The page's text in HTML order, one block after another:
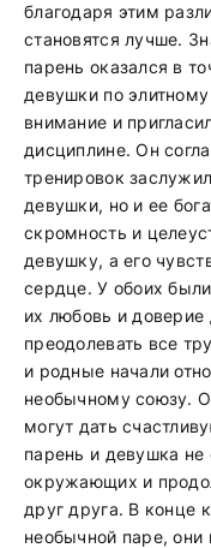
благодаря этим
становятся лучше.
парень оказался в
девушки по
внимание и
дисциплине. Он
тренировок
девушки, но и ее
скромность и
девушку, а его
сердце. У обоих
их любовь и доверие
преодолевать все
и родные начали
необычному союзу.
могут дать
парень и девушка
окружающих и
друг друга. В конце
необычной паре, они